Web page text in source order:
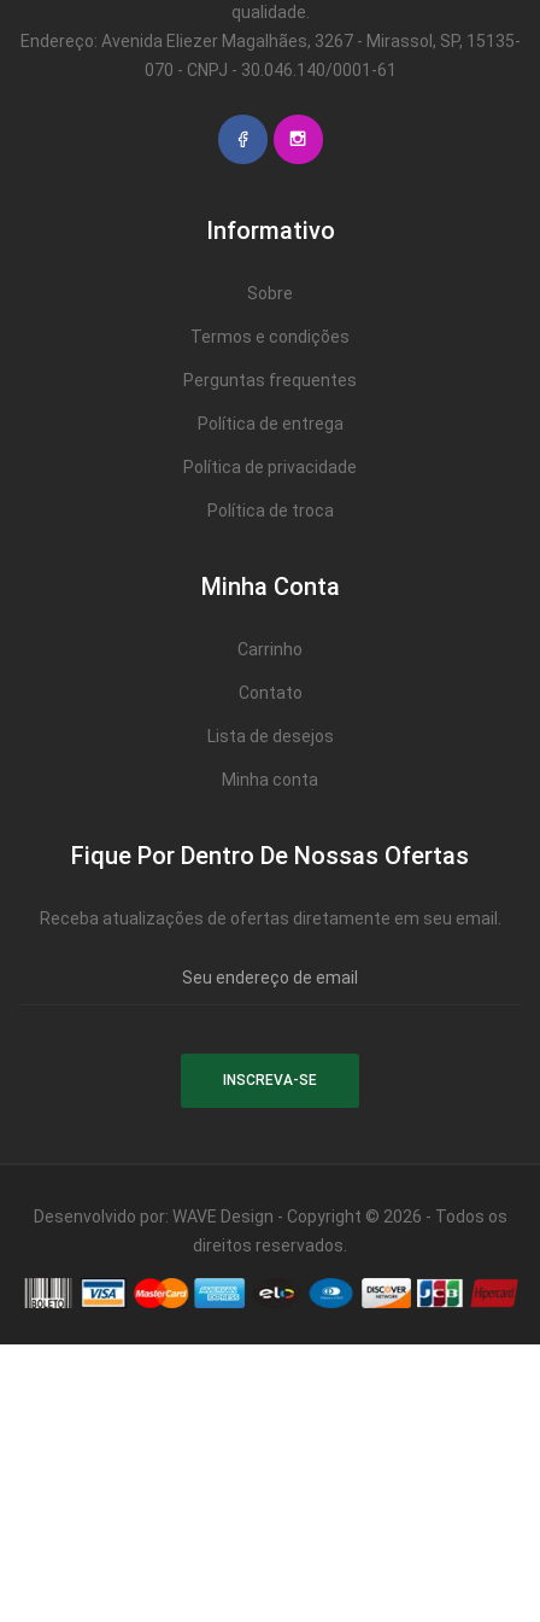
qualidade.
Endereço: Avenida Eliezer Magalhães, 3267 - Mirassol, SP, 15135-
070 - CNPJ - 30.046.140/0001-61
Informativo
Sobre
Termos e condições
Perguntas frequentes
Política de entrega
Política de privacidade
Política de troca
Minha Conta
Carrinho
Contato
Lista de desejos
Minha conta
Fique Por Dentro De Nossas Ofertas
Receba atualizações de ofertas diretamente em seu email.
Desenvolvido por: WAVE Design - Copyright © 2026 - Todos os
direitos reservados.